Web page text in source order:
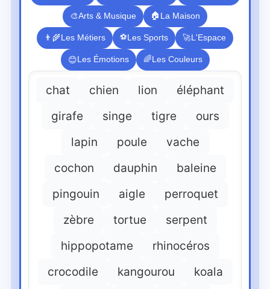
🎨Arts & Musique 🏠 La Maison
👨‍🌾 Les Métiers ⚽ Les Sports 🚀L'Espace
😊 Les Émotions 🌈 Les Couleurs
chat chien lion
éléphant
girafe
singe tigre
ours
lapin
poule
vache
cochon
dauphin
baleine
pingouin
aigle
perroquet
zèbre
tortue
serpent
hippopotame
rhinocéros
crocodile
kangourou
koala